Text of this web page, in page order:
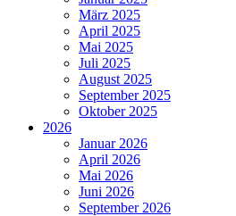
März 2025
April 2025
Mai 2025
Juli 2025
August 2025
September 2025
Oktober 2025
2026
Januar 2026
April 2026
Mai 2026
Juni 2026
September 2026